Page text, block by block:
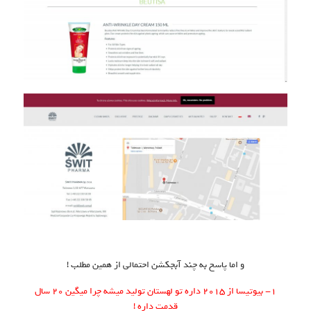
و اما پاسخ به چند آبجکشن احتمالی از همین مطلب !
۱- بیوتیسا از ۲۰۱۵ داره تو لهستان تولید میشه چرا میگین ۲۰ سال
قدمت داره !